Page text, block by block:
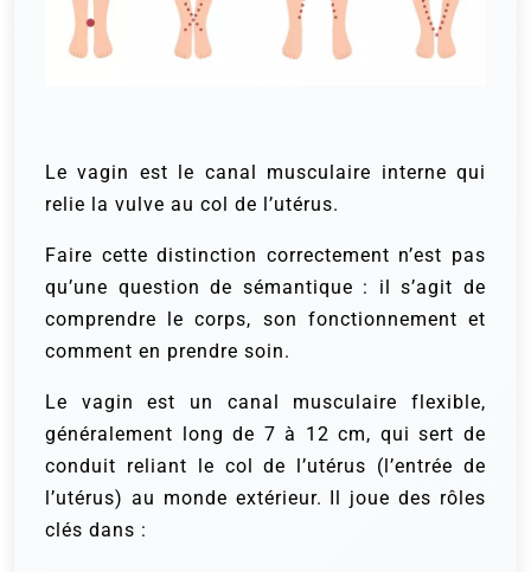
Le vagin est le canal musculaire interne qui
relie la vulve au col de l’utérus.
Faire cette distinction correctement n’est pas
qu’une question de sémantique : il s’agit de
comprendre le corps, son fonctionnement et
comment en prendre soin.
Le vagin est un canal musculaire flexible,
généralement long de 7 à 12 cm, qui sert de
conduit reliant le col de l’utérus (l’entrée de
l’utérus) au monde extérieur. Il joue des rôles
clés dans :